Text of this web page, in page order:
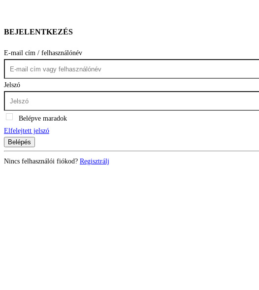
BEJELENTKEZÉS
E-mail cím / felhasználónév
Jelszó
Belépve maradok
Elfelejtett jelszó
Belépés
Nincs felhasználói fiókod? Regisztrálj